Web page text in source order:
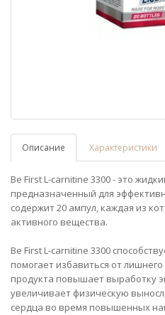
Описание Характеристики
Be First L-carnitine 3300 - это
предназначенный для
содержит 20 ампул, каждая из
активного вещества.
Be First L-carnitine 3300
помогает избавиться от
продукта повышает выработку
увеличивает физическую
сердца во время повышенных